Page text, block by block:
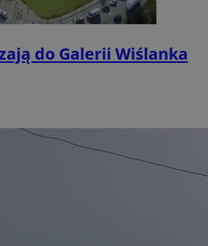
do Galerii Wiślanka